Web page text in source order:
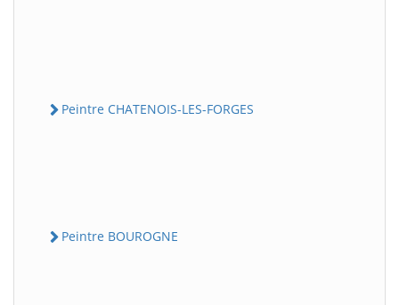
Peintre CHATENOIS-LES-FORGES
Peintre BOUROGNE